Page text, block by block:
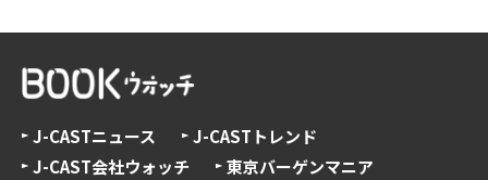
J-CASTニュース
J-CASTトレンド
J-CAST会社ウォッチ
東京バーゲンマニア